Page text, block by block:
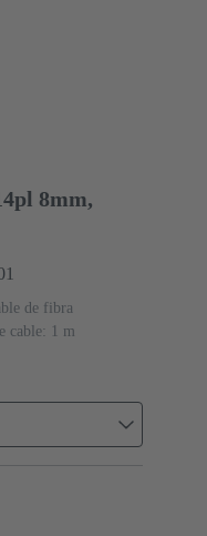
8mm,
de fibra
cable: 1 m